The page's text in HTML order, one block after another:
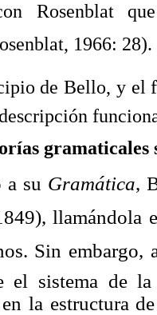
Rosenblat
1966: 28).
de Bello, y el
a su Gramática,
llamándola
Sin
el sistema de
la estructura